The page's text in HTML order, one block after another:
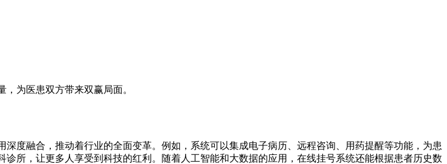
为医患双方带来双赢局面。
度融合，推动着行业的全面变革。例如，系统可以集成电子病历、远程咨询、用药提醒等功能，为患
所，让更多人享受到科技的红利。随着人工智能和大数据的应用，在线挂号系统还能根据患者历史数